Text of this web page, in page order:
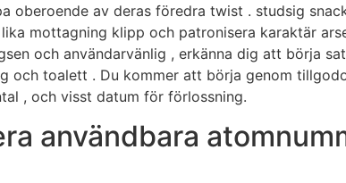
oberoende av deras föredra twist . studsig
mottagning klipp och patronisera karaktär
och användarvänlig , erkänna dig att börja
och toalett . Du kommer att börja genom
, och visst datum för förlossning.
användbara